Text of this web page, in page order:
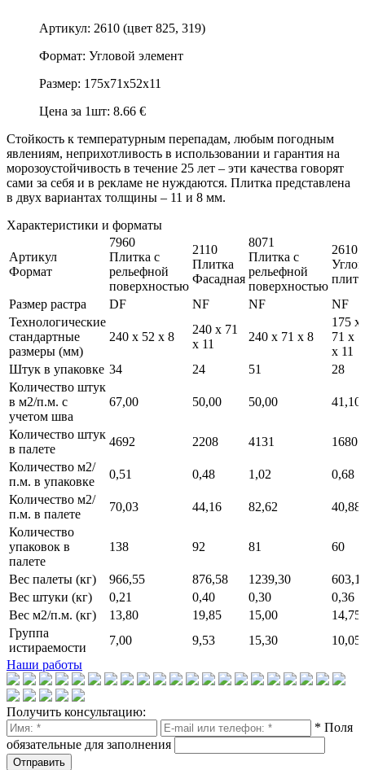
Артикул: 2610 (цвет 825, 319)
Формат: Угловой элемент
Размер: 175х71х52х11
Цена за 1шт: 8.66 €
Стойкость к температурным перепадам, любым погодным
явлениям, неприхотливость в использовании и гарантия на
морозоустойчивость в течение 25 лет – эти качества говорят
сами за себя и в рекламе не нуждаются. Плитка представлена
в двух вариантах толщины – 11 и 8 мм.
Характеристики и форматы
Артикул
Формат
7960
Плитка c
рельефной
поверхностью
2110
Плитка
Фасадная
8071
Плитка c
рельефной
поверхностью
2610
Размер растра
DF NF NF
NF
Технологические
стандартные
размеры (мм)
240 x 52 x 8
240 x 71
x 11
240 x 71 x 8
175 x
71 x
x 11
Штук в упаковке 34 24 51
28
Количество штук
в м2/п.м. с
учетом шва
67,00 50,00 50,00 41,10
Количество штук
в палете
4692 2208 4131
1680
Количество м2/
п.м. в упаковке
0,51 0,48 1,02
0,68
Количество м2/
п.м. в палете
70,03 44,16 82,62
40,88
Количество
упаковок в
палете
138 92 81 60
Вес палеты (кг) 966,55 876,58 1239,30
Вес штуки (кг)
0,21 0,40 0,30
0,36
Вес м2/п.м. (кг)
13,80 19,85 15,00
14,75
Группа
истираемости
7,00 9,53 15,30
10,05
Наши работы
Получить консультацию:
* Поля
обязательные для заполнения
Отправить